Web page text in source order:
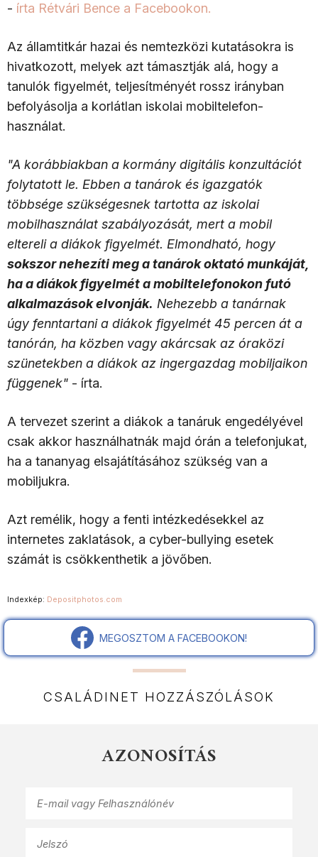
- írta Rétvári Bence a Facebookon.
Az államtitkár hazai és nemtezközi kutatásokra is
hivatkozott, melyek azt támasztják alá, hogy a
tanulók figyelmét, teljesítményét rossz irányban
befolyásolja a korlátlan iskolai mobiltelefon-
használat.
"A korábbiakban a kormány digitális konzultációt
folytatott le. Ebben a tanárok és igazgatók
többsége szükségesnek tartotta az iskolai
mobilhasználat szabályozását, mert a mobil
eltereli a diákok figyelmét. Elmondható, hogy
sokszor nehezíti meg a tanárok oktató munkáját,
ha a diákok figyelmét a mobiltelefonokon futó
alkalmazások elvonják. Nehezebb a tanárnak
úgy fenntartani a diákok figyelmét 45 percen át a
tanórán, ha közben vagy akárcsak az óraközi
szünetekben a diákok az ingergazdag mobiljaikon
függenek" - írta.
A tervezet szerint a diákok a tanáruk engedélyével
csak akkor használhatnák majd órán a telefonjukat,
ha a tananyag elsajátításához szükség van a
mobiljukra.
Azt remélik, hogy a fenti intézkedésekkel az
internetes zaklatások, a cyber-bullying esetek
számát is csökkenthetik a jövőben.
Indexkép: Depositphotos.com
MEGOSZTOM A FACEBOOKON!
CSALÁDINET HOZZÁSZÓLÁSOK
AZONOSÍTÁS